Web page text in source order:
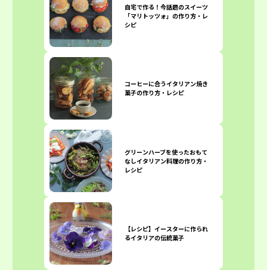
自宅で作る！今話題のスイーツ
「マリトッツォ」の作り方・レ
シピ
コーヒーに合うイタリアン焼き
菓子の作り方・レシピ
グリーンハーブを使ったおもて
なしイタリアン料理の作り方・
レシピ
【レシピ】イースターに作られ
るイタリアの伝統菓子